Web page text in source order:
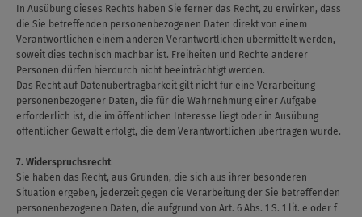
In Ausübung dieses Rechts haben Sie ferner das Recht, zu erwirken, dass
die Sie betreffenden personenbezogenen Daten direkt von einem
Verantwortlichen einem anderen Verantwortlichen übermittelt werden,
soweit dies technisch machbar ist. Freiheiten und Rechte anderer
Personen dürfen hierdurch nicht beeinträchtigt werden.
Das Recht auf Datenübertragbarkeit gilt nicht für eine Verarbeitung
personenbezogener Daten, die für die Wahrnehmung einer Aufgabe
erforderlich ist, die im öffentlichen Interesse liegt oder in Ausübung
öffentlicher Gewalt erfolgt, die dem Verantwortlichen übertragen wurde.
7. Widerspruchsrecht
Sie haben das Recht, aus Gründen, die sich aus ihrer besonderen
Situation ergeben, jederzeit gegen die Verarbeitung der Sie betreffenden
personenbezogenen Daten, die aufgrund von Art. 6 Abs. 1 S. 1 lit. e oder f